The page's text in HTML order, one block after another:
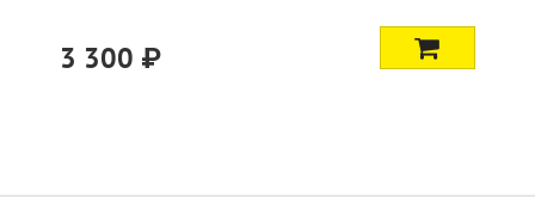
3 300 ₽